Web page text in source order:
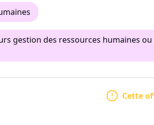
gestion des ressources humaines ou
Cette